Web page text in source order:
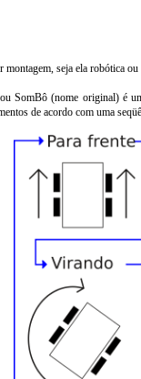
seja ela robótica
SomBô (nome original) é
de acordo com uma